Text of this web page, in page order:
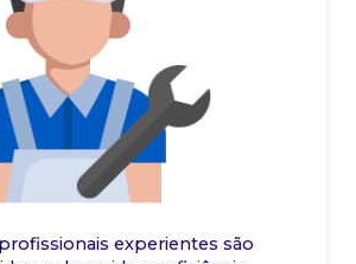
experientes são